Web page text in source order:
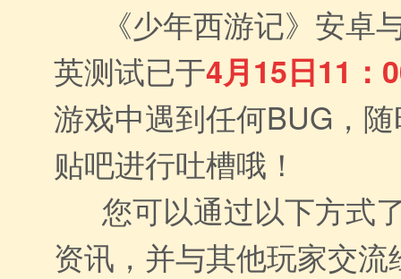
《少年西游记》安卓
英测试已于4月15日11：
游戏中遇到任何BUG，
贴吧进行吐槽哦！
您可以通过以下方式
资讯，并与其他玩家交